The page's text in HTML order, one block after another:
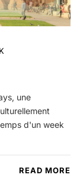
une
d'un week
READ MORE